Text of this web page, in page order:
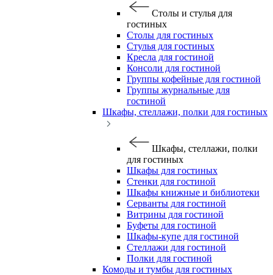
Столы и стулья для
гостиных
Столы для гостиных
Стулья для гостиных
Кресла для гостиной
Консоли для гостиной
Группы кофейные для гостиной
Группы журнальные для
гостиной
Шкафы, стеллажи, полки для гостиных
Шкафы, стеллажи, полки
для гостиных
Шкафы для гостиных
Стенки для гостиной
Шкафы книжные и библиотеки
Серванты для гостиной
Витрины для гостиной
Буфеты для гостиной
Шкафы-купе для гостиной
Стеллажи для гостиной
Полки для гостиной
Комоды и тумбы для гостиных